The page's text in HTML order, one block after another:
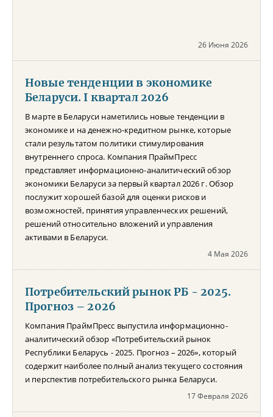
26 Июня 2026
Новые тенденции в экономике
Беларуси. I квартал 2026
В марте в Беларуси наметились новые тенденции в
экономике и на денежно-кредитном рынке, которые
стали результатом политики стимулирования
внутреннего спроса. Компания ПраймПресс
представляет информационно-аналитический обзор
экономики Беларуси за первый квартал 2026 г. Обзор
послужит хорошей базой для оценки рисков и
возможностей, принятия управленческих решений,
решений относительно вложений и управления
активами в Беларуси.
4 Мая 2026
Потребительский рынок РБ - 2025.
Прогноз – 2026
Компания ПраймПресс выпустила информационно-
аналитический обзор «Потребительский рынок
Республики Беларусь - 2025. Прогноз – 2026», который
содержит наиболее полный анализ текущего состояния
и перспектив потребительского рынка Беларуси.
17 Февраля 2026